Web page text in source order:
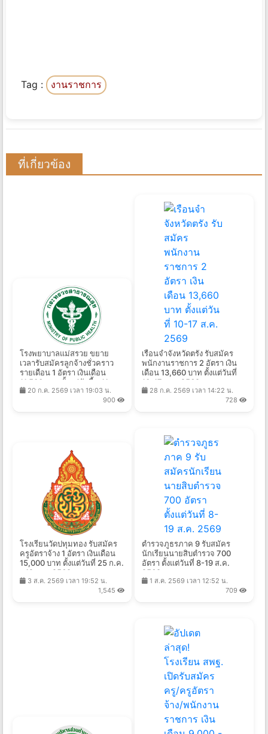
Tag : งานราชการ
ที่เกี่ยวข้อง
โรงพยาบาลแม่สรวย ขยาย
เวลารับสมัครลูกจ้างชั่วคราว
รายเดือน 1 อัตรา เงินเดือน
11,500 บาท ตั้งแต่บัดนี้ - 11
ส.ค. 2569
20 ก.ค. 2569 เวลา 19:03 น.
900
เรือนจำจังหวัดตรัง รับสมัคร
พนักงานราชการ 2 อัตรา เงิน
เดือน 13,660 บาท ตั้งแต่วันที่
10-17 ส.ค. 2569
28 ก.ค. 2569 เวลา 14:22 น.
728
โรงเรียนวัดปทุมทอง รับสมัคร
ครูอัตราจ้าง 1 อัตรา เงินเดือน
15,000 บาท ตั้งแต่วันที่ 25 ก.ค.
- 12 ส.ค. 2569
3 ส.ค. 2569 เวลา 19:52 น.
1,545
ตำรวจภูธรภาค 9 รับสมัคร
นักเรียนนายสิบตำรวจ 700
อัตรา ตั้งแต่วันที่ 8-19 ส.ค.
2569
1 ส.ค. 2569 เวลา 12:52 น.
709